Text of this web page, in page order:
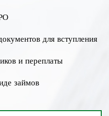
для вступления
и переплаты
займов